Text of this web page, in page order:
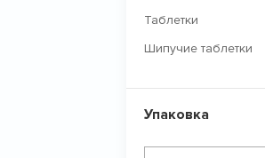
Таблетки
Шипучие таблетки
Упаковка